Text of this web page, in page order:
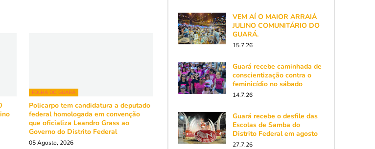
FOLHA DO GUARÁ
Policarpo tem candidatura a deputado
federal homologada em convenção
que oficializa Leandro Grass ao
Governo do Distrito Federal
05 Agosto, 2026
VEM AÍ O MAIOR ARRAIÁ
JULINO COMUNITÁRIO DO
GUARÁ.
15.7.26
Guará recebe caminhada de
conscientização contra o
feminicídio no sábado
14.7.26
Guará recebe o desfile das
Escolas de Samba do
Distrito Federal em agosto
27.7.26